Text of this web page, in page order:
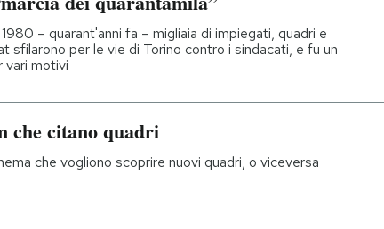
– quarant'anni fa – migliaia di impiegati, quadri e
sfilarono per le vie di Torino contro i sindacati, e fu un
motivi
che citano quadri
che vogliono scoprire nuovi quadri, o viceversa